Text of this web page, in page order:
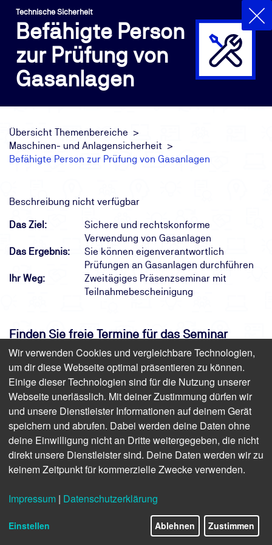
Technische Sicherheit
Befähigte Person
zur Prüfung von
Gasanlagen
Übersicht Themenbereiche
Maschinen- und Anlagensicherheit
Befähigte Person zur Prüfung von Gasanlagen
Beschreibung nicht verfügbar
Das Ziel:
Sichere und rechtskonforme
Verwendung von Gasanlagen
Das Ergebnis:
Sie können eigenverantwortlich
Prüfungen an Gasanlagen durchführen
Ihr Weg:
Zweitägiges Präsenzseminar mit
Teilnahmebescheinigung
Finden Sie freie Termine für das Seminar
Befähigte Person zur Prüfung von
Gasanlagen
Präsenz | 2 Tage | ab 1.273,30 € inkl. USt.
(1.070,00 € zzgl. USt.)
Wir verwenden Cookies und vergleichbare Technologien,
um dir diese Webseite optimal präsentieren zu können.
Einige dieser Technologien sind für die Nutzung unserer
Webseite unerlässlich. Mit deiner Zustimmung dürfen wir
und unsere Dienstleister Informationen auf deinem Gerät
speichern und abrufen. Dabei werden deine Daten ohne
deine Einwilligung nicht an Dritte weitergegeben, die nicht
direkt unsere Dienstleister sind. Deine Daten werden wir zu
keinem Zeitpunkt für kommerzielle Zwecke verwenden.
Impressum | Datenschutzerklärung
Einstellen Ablehnen Zustimmen